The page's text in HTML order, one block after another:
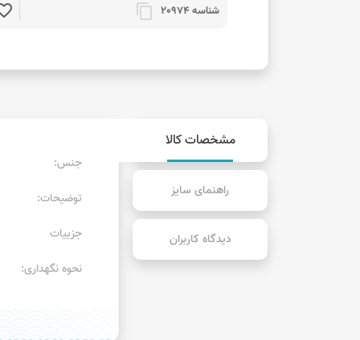
شناسه 20974 content_copy
مشخصات کالا
راهنمای سایز
دیدگاه کاربران
جنس:
توضیحات:
جزییات
نحوه نگهداری: